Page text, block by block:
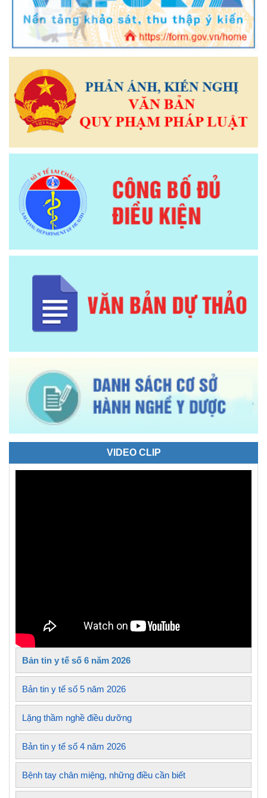
VIDEO CLIP
Bản tin y tế số 6 năm 2026
Bản tin y tế số 5 năm 2026
Lặng thầm nghề điều dưỡng
Bản tin y tế số 4 năm 2026
Bệnh tay chân miệng, những điều cần biết